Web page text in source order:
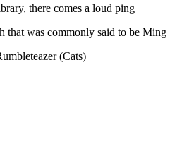
there comes a loud ping
that was commonly said to be Ming
(Cats)